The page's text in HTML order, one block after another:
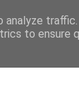
traffic.
to ensure